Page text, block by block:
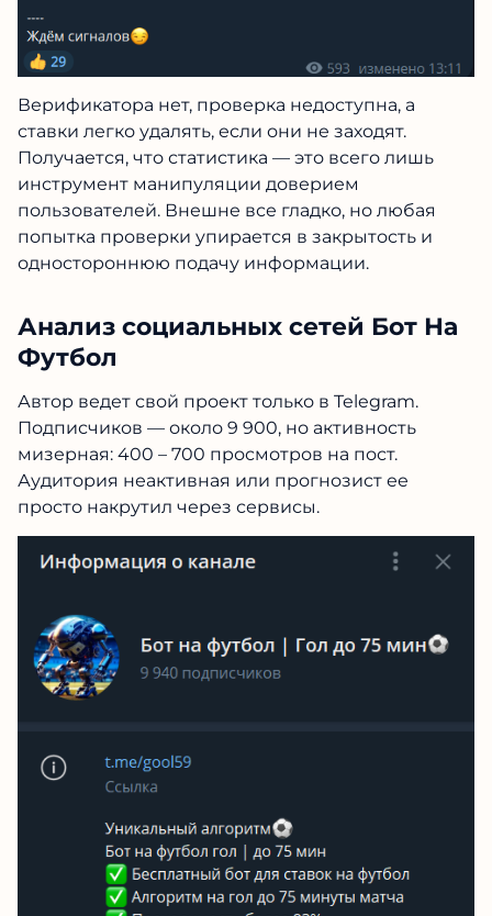
Верификатора нет, проверка недоступна, а
ставки легко удалять, если они не заходят.
Получается, что статистика — это всего лишь
инструмент манипуляции доверием
пользователей. Внешне все гладко, но любая
попытка проверки упирается в закрытость и
одностороннюю подачу информации.
Анализ социальных сетей Бот На
Футбол
Автор ведет свой проект только в Telegram.
Подписчиков — около 9 900, но активность
мизерная: 400 – 700 просмотров на пост.
Аудитория неактивная или прогнозист ее
просто накрутил через сервисы.